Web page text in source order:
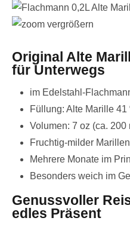
vergrößern
Original Alte
für Unterwegs
im Edelstahl-
Füllung: Alte Marille 41
Volumen: 7 oz (ca. 200
Fruchtig-milder
Mehrere Monate im
Besonders weich im
Genussvoller
edles Präsent